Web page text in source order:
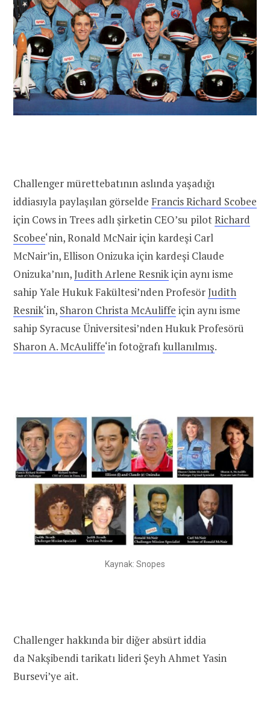
Challenger mürettebatının aslında yaşadığı
iddiasıyla paylaşılan görselde Francis Richard Scobee
için Cows in Trees adlı şirketin CEO’su pilotRichard
Scobee‘nin, Ronald McNair için kardeşi Carl
McNair’in, Ellison Onizuka için kardeşi Claude
Onizuka’nın,Judith Arlene Resnikiçin aynı isme
sahip Yale Hukuk Fakültesi’nden ProfesörJudith
Resnik‘in, Sharon Christa McAuliffe için aynı isme
sahip Syracuse Üniversitesi’nden Hukuk Profesörü
Sharon A. McAuliffe‘in fotoğrafıkullanılmış.
Kaynak: Snopes
Challenger hakkında bir diğer absürt iddia
da Nakşibendi tarikatı lideri Şeyh Ahmet Yasin
Bursevi’ye ait.